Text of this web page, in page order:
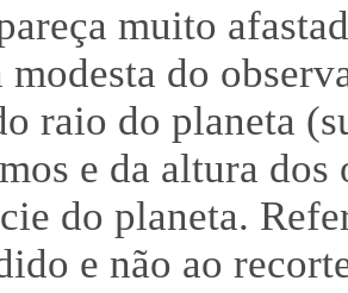
muito
do
raio do planeta
e da altura
do planeta.
e não ao